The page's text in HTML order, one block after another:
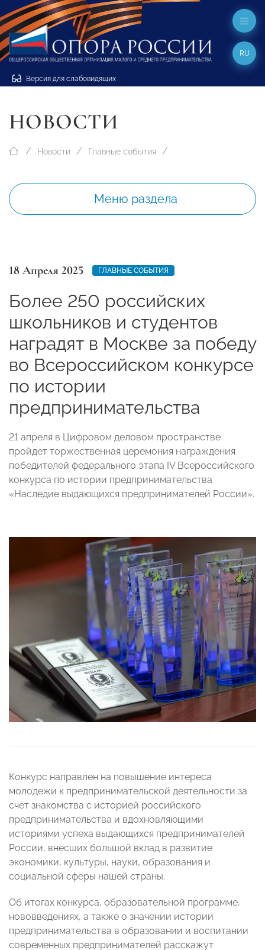
Версия для слабовидящих
RU
НОВОСТИ
Новости Главные события
Меню раздела
18 Апреля 2025 ГЛАВНЫЕ СОБЫТИЯ
Более 250 российских
школьников и студентов
наградят в Москве за победу
во Всероссийском конкурсе
по истории
предпринимательства
21 апреля в Цифровом деловом пространстве
пройдет торжественная церемония награждения
победителей федерального этапа IV Всероссийского
конкурса по истории предпринимательства
«Наследие выдающихся предпринимателей России».
Конкурс направлен на повышение интереса
молодежи к предпринимательской деятельности за
счет знакомства с историей российского
предпринимательства и вдохновляющими
историями успеха выдающихся предпринимателей
России, внесших большой вклад в развитие
экономики, культуры, науки, образования и
социальной сферы нашей страны.
Об итогах конкурса, образовательной программе,
нововведениях, а также о значении истории
предпринимательства в образовании и воспитании
современных предпринимателей расскажут